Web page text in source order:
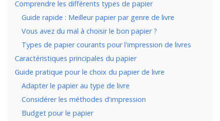
Comprendre les différents types de papier
Guide rapide : Meilleur papier par genre de livre
Vous avez du mal à choisir le bon papier ?
Types de papier courants pour l'impression de livres
Caractéristiques principales du papier
Guide pratique pour le choix du papier de livre
Adapter le papier au type de livre
Considérer les méthodes d'impression
Budget pour le papier